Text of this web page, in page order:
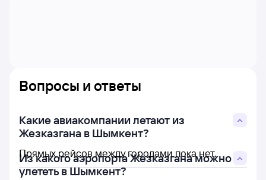
Вопросы и ответы
Какие авиакомпании летают из
Жезказгана в Шымкент?
Прямых рейсов между городами пока нет.
Из какого аэропорта Жезказгана можно
улететь в Шымкент?